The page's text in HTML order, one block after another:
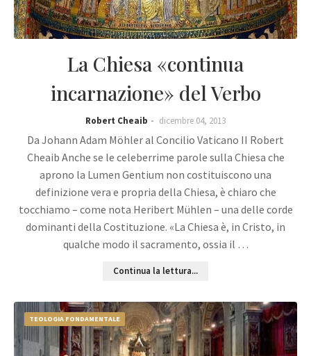
La Chiesa «continua
incarnazione» del Verbo
Robert Cheaib dicembre 04, 2013
Da Johann Adam Möhler al Concilio Vaticano II Robert
Cheaib Anche se le celeberrime parole sulla Chiesa che
aprono la Lumen Gentium non costituiscono una
definizione vera e propria della Chiesa, è chiaro che
tocchiamo – come nota Heribert Mühlen – una delle corde
dominanti della Costituzione. «La Chiesa è, in Cristo, in
qualche modo il sacramento, ossia il …
Continua la lettura...
TEOLOGIA FONDAMENTALE